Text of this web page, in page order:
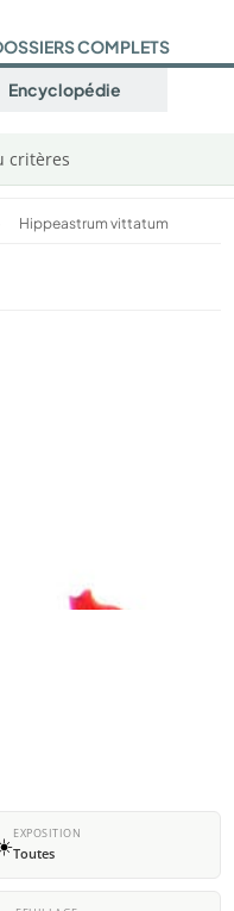
COMPLETS
Encyclopédie
critères
Hippeastrum vittatum
EXPOSITION
Toutes